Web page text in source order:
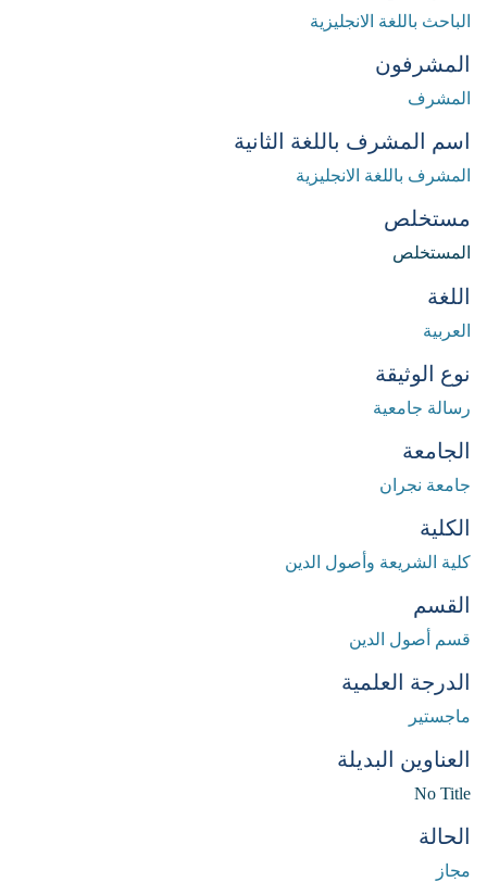
الباحث باللغة الانجليزية
المشرفون
المشرف
اسم المشرف باللغة الثانية
المشرف باللغة الانجليزية
مستخلص
المستخلص
اللغة
العربية
نوع الوثيقة
رسالة جامعية
الجامعة
جامعة نجران
الكلية
كلية الشريعة وأصول الدين
القسم
قسم أصول الدين
الدرجة العلمية
ماجستير
العناوين البديلة
No Title
الحالة
مجاز